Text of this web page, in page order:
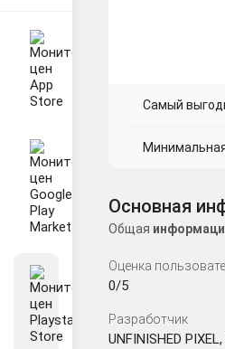
Самый
Основная
Общая
Оценка
0/5
Разработчик
UNFINISHED